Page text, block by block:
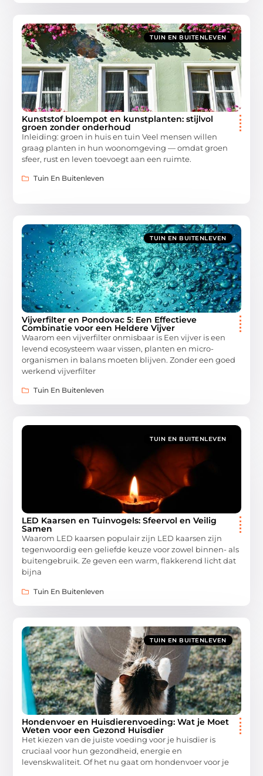
TUIN EN BUITENLEVEN
Kunststof bloempot en kunstplanten: stijlvol
groen zonder onderhoud
Inleiding: groen in huis en tuin Veel mensen willen
graag planten in hun woonomgeving — omdat groen
sfeer, rust en leven toevoegt aan een ruimte.
Tuin En Buitenleven
TUIN EN BUITENLEVEN
Vijverfilter en Pondovac 5: Een Effectieve
Combinatie voor een Heldere Vijver
Waarom een vijverfilter onmisbaar is Een vijver is een
levend ecosysteem waar vissen, planten en micro-
organismen in balans moeten blijven. Zonder een goed
werkend vijverfilter
Tuin En Buitenleven
TUIN EN BUITENLEVEN
LED Kaarsen en Tuinvogels: Sfeervol en Veilig
Samen
Waarom LED kaarsen populair zijn LED kaarsen zijn
tegenwoordig een geliefde keuze voor zowel binnen- als
buitengebruik. Ze geven een warm, flakkerend licht dat
bijna
Tuin En Buitenleven
TUIN EN BUITENLEVEN
Hondenvoer en Huisdierenvoeding: Wat je Moet
Weten voor een Gezond Huisdier
Het kiezen van de juiste voeding voor je huisdier is
cruciaal voor hun gezondheid, energie en
levenskwaliteit. Of het nu gaat om hondenvoer voor je